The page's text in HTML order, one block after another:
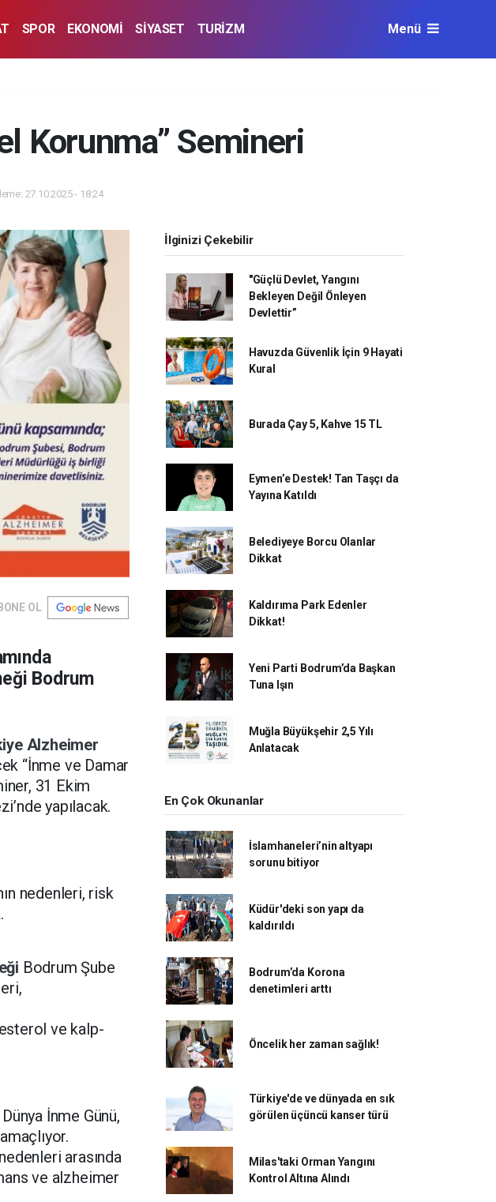
SPOR EKONOMİ SİYASET TURİZM Menü
Korunma” Semineri
27.10.2025 - 18:24
OL
Bodrum
Alzheimer
“İnme ve Damar
31 Ekim
yapılacak.
nedenleri, risk
Bodrum Şube
ve kalp-
İnme Günü,
arasında
ve alzheimer
İlginizi Çekebilir
"Güçlü Devlet, Yangını
Bekleyen Değil Önleyen
Devlettir”
Havuzda Güvenlik İçin 9 Hayati
Kural
Burada Çay 5, Kahve 15 TL
Eymen’e Destek! Tan Taşçı da
Yayına Katıldı
Belediyeye Borcu Olanlar
Dikkat
Kaldırıma Park Edenler
Dikkat!
Yeni Parti Bodrum’da Başkan
Tuna Işın
Muğla Büyükşehir 2,5 Yılı
Anlatacak
En Çok Okunanlar
İslamhaneleri’nin altyapı
sorunu bitiyor
Küdür'deki son yapı da
kaldırıldı
Bodrum’da Korona
denetimleri arttı
Öncelik her zaman sağlık!
Türkiye'de ve dünyada en sık
görülen üçüncü kanser türü
Milas'taki Orman Yangını
Kontrol Altına Alındı